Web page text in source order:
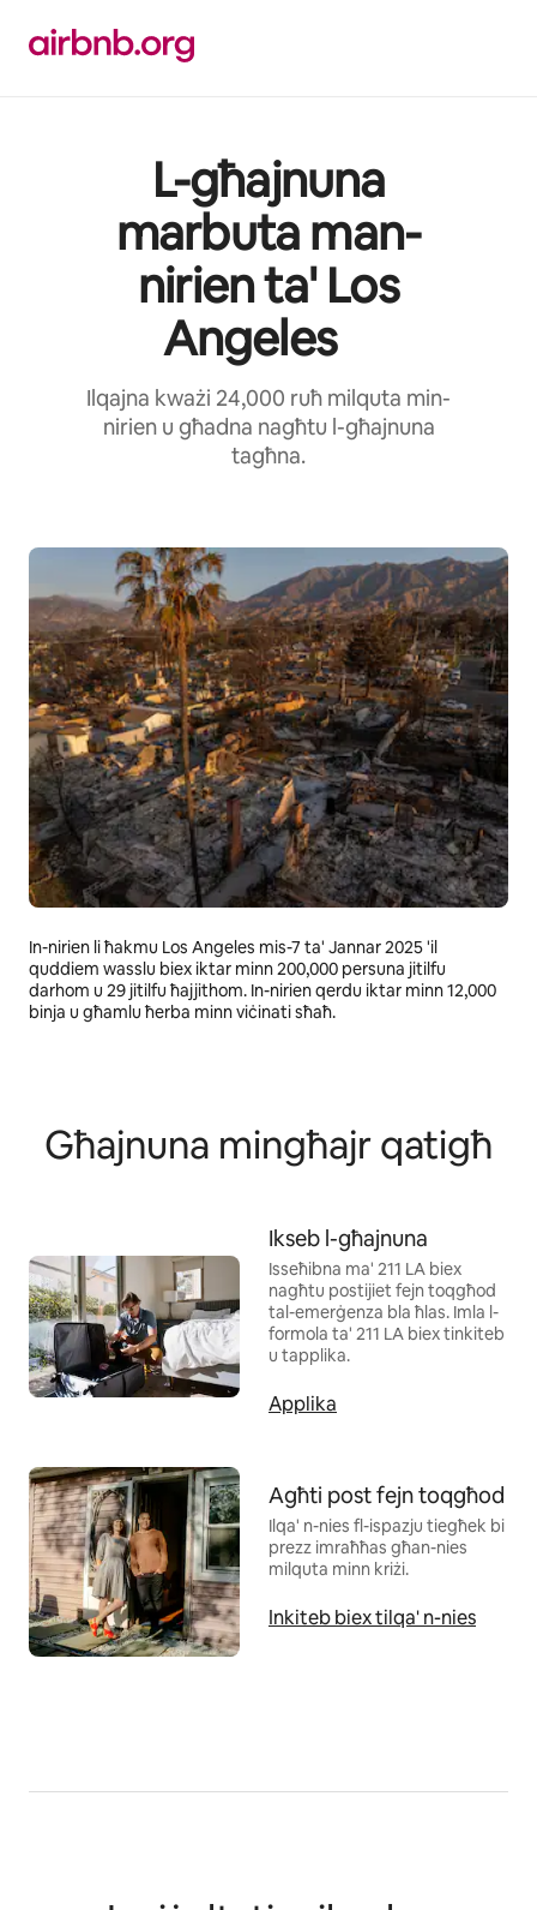
għall-
kontenut
L-għajnuna
marbuta man-
nirien ta' Los
Angeles
Ilqajna kważi 24,000 ruħ milquta min-
nirien u għadna nagħtu l-għajnuna
tagħna.
In-nirien li ħakmu Los Angeles mis-7 ta' Jannar 2025 'il
quddiem wasslu biex iktar minn 200,000 persuna jitilfu
darhom u 29 jitilfu ħajjithom. In-nirien qerdu iktar minn 12,000
binja u għamlu ħerba minn viċinati sħaħ.
Għajnuna mingħajr qatigħ
Ikseb l-għajnuna
Isseħibna ma' 211 LA biex
nagħtu postijiet fejn toqgħod
tal-emerġenza bla ħlas. Imla l-
formola ta' 211 LA biex tinkiteb
u tapplika.
Applika
Agħti post fejn toqgħod
Ilqa' n-nies fl-ispazju tiegħek bi
prezz imraħħas għan-nies
milquta minn kriżi.
Inkiteb biex tilqa' n-nies